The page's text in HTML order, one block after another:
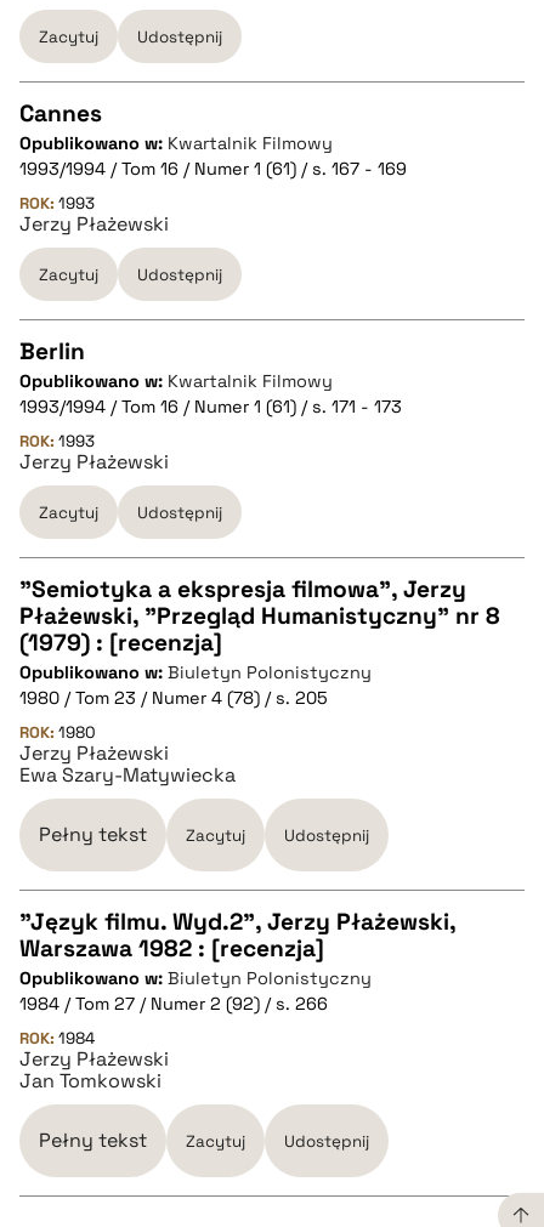
Zacytuj Udostępnij
CZYSTY TEKST
pobierz cytat
BIBTEX
pobierz cytat
Cannes
Opublikowano w: Kwartalnik Filmowy
1993/1994 / Tom 16 / Numer 1 (61) / s. 167 - 169
ROK: 1993
Jerzy Płażewski
Zacytuj Udostępnij
CZYSTY TEKST
pobierz cytat
BIBTEX
pobierz cytat
Berlin
Opublikowano w: Kwartalnik Filmowy
1993/1994 / Tom 16 / Numer 1 (61) / s. 171 - 173
ROK: 1993
Jerzy Płażewski
Zacytuj Udostępnij
CZYSTY TEKST
pobierz cytat
BIBTEX
pobierz cytat
"Semiotyka a ekspresja filmowa", Jerzy
Płażewski, "Przegląd Humanistyczny" nr 8
(1979) : [recenzja]
Opublikowano w: Biuletyn Polonistyczny
1980 / Tom 23 / Numer 4 (78) / s. 205
ROK: 1980
Jerzy Płażewski
Ewa Szary-Matywiecka
Pełny tekst Zacytuj Udostępnij
CZYSTY TEKST
pobierz cytat
BIBTEX
pobierz cytat
"Język filmu. Wyd.2", Jerzy Płażewski,
Warszawa 1982 : [recenzja]
Opublikowano w: Biuletyn Polonistyczny
1984 / Tom 27 / Numer 2 (92) / s. 266
ROK: 1984
Jerzy Płażewski
Jan Tomkowski
Pełny tekst Zacytuj Udostępnij